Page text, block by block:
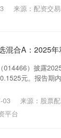
来源：配资交
混合A：2025
014466）披露
元。报告期
03
来源：股票
平台